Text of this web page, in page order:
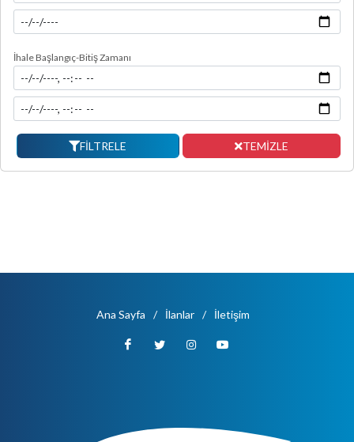
İhale Başlangıç-Bitiş Zamanı
FİLTRELE TEMİZLE
Ana Sayfa / İlanlar / İletişim